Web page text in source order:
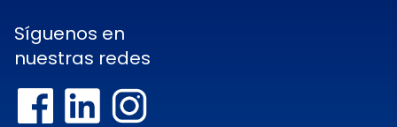
Síguenos en
nuestras redes